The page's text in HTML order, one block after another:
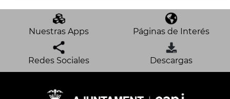
Nuestras Apps Páginas de Interés
Redes Sociales Descargas